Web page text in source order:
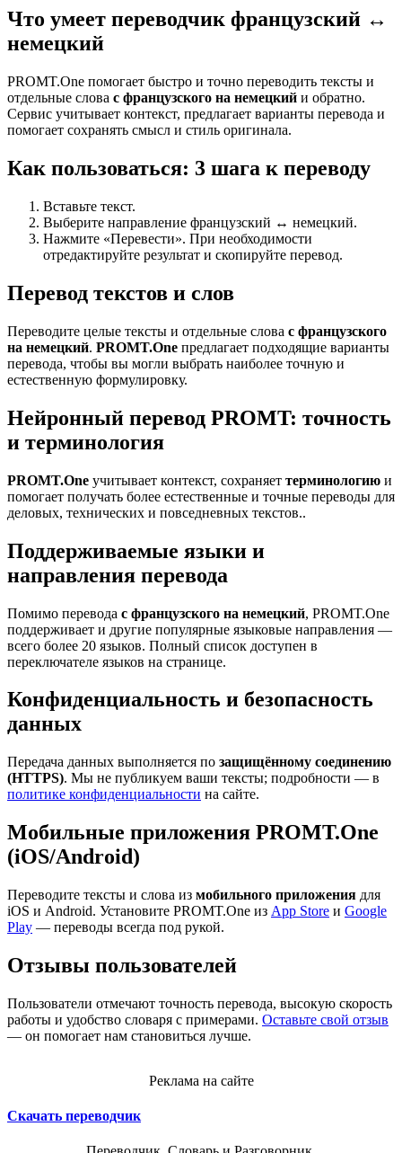
Что умеет переводчик французский ↔
немецкий
PROMT.One помогает быстро и точно переводить тексты и
отдельные слова с французского на немецкий и обратно.
Сервис учитывает контекст, предлагает варианты перевода и
помогает сохранять смысл и стиль оригинала.
Как пользоваться: 3 шага к переводу
Вставьте текст.
Выберите направление французский ↔ немецкий.
Нажмите «Перевести». При необходимости
отредактируйте результат и скопируйте перевод.
Перевод текстов и слов
Переводите целые тексты и отдельные слова с французского
на немецкий. PROMT.One предлагает подходящие варианты
перевода, чтобы вы могли выбрать наиболее точную и
естественную формулировку.
Нейронный перевод PROMT: точность
и терминология
PROMT.One учитывает контекст, сохраняет терминологию и
помогает получать более естественные и точные переводы для
деловых, технических и повседневных текстов..
Поддерживаемые языки и
направления перевода
Помимо перевода с французского на немецкий, PROMT.One
поддерживает и другие популярные языковые направления —
всего более 20 языков. Полный список доступен в
переключателе языков на странице.
Конфиденциальность и безопасность
данных
Передача данных выполняется по защищённому соединению
(HTTPS). Мы не публикуем ваши тексты; подробности — в
политике конфиденциальности на сайте.
Мобильные приложения PROMT.One
(iOS/Android)
Переводите тексты и слова из мобильного приложения для
iOS и Android. Установите PROMT.One из App Store и Google
Play — переводы всегда под рукой.
Отзывы пользователей
Пользователи отмечают точность перевода, высокую скорость
работы и удобство словаря с примерами. Оставьте свой отзыв
— он помогает нам становиться лучше.
Реклама на сайте
Скачать переводчик